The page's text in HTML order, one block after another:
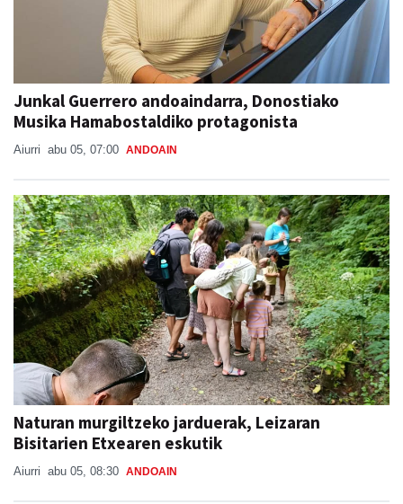
Junkal Guerrero andoaindarra, Donostiako
Musika Hamabostaldiko protagonista
Aiurri abu 05, 07:00 ANDOAIN
Naturan murgiltzeko jarduerak, Leizaran
Bisitarien Etxearen eskutik
Aiurri abu 05, 08:30 ANDOAIN